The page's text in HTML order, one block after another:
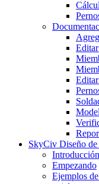
SkyCiv Diseño de
Empezando
Ejemplos